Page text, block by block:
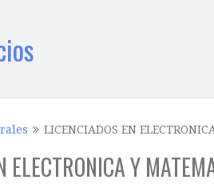
LICENCIADOS EN
ELECTRONICA Y